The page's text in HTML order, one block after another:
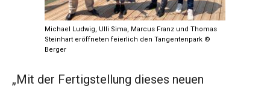
Michael Ludwig, Ulli Sima, Marcus Franz und Thomas
Steinhart eröffneten feierlich den Tangentenpark ©
Berger
„Mit der Fertigstellung dieses neuen